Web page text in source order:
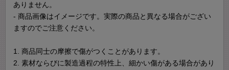
ありません。
- 商品画像はイメージです。実際の商品と異なる場合がござい
ますのでご注意ください。
1. 商品同士の摩擦で傷がつくことがあります。
2. 素材ならびに製造過程の特性上、細かい傷がある場合があり